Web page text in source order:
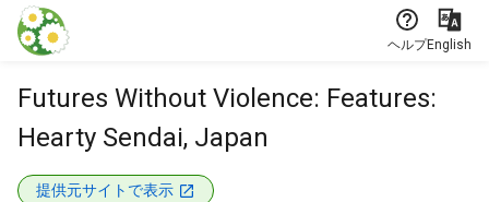
本文に飛ぶ
ヘルプEnglish
Futures Without Violence: Features:
Hearty Sendai, Japan
提供元サイトで表示